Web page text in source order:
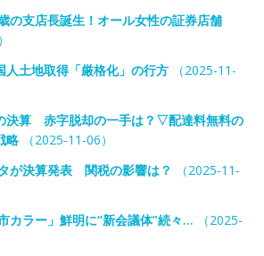
の支店長誕生！オール女性の証券店舗
土地取得「厳格化」の行方（2025-11-
算 赤字脱却の一手は？▽配達料無料の
略（2025-11-06）
が決算発表 関税の影響は？
（2025-11-
カラー」鮮明に“新会議体”続々… （2025-